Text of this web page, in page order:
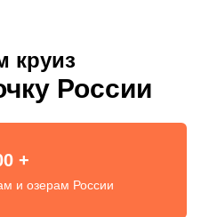
круиз
России
+
и озерам России